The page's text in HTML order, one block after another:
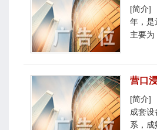
[简介]
年，是
主要
营口
[简介]
成套
系，